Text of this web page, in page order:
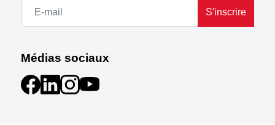
S'inscrire
Médias sociaux